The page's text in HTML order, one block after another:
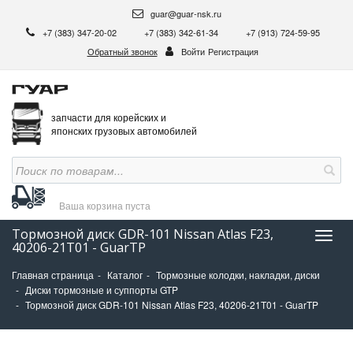
guar@guar-nsk.ru
+7 (383) 347-20-02
+7 (383) 342-61-34
+7 (913) 724-59-95
Обратный звонок
Войти Регистрация
запчасти для корейских и
японских грузовых автомобилей
Ваша корзина пуста
Тормозной диск GDR-101 Nissan Atlas F23,
40206-21T01 - GuarTP
Главная страница Каталог
Тормозные колодки, накладки, диски
Диски тормозные и суппорты GTP
Тормозной диск GDR-101 Nissan Atlas F23, 40206-21T01 - GuarTP